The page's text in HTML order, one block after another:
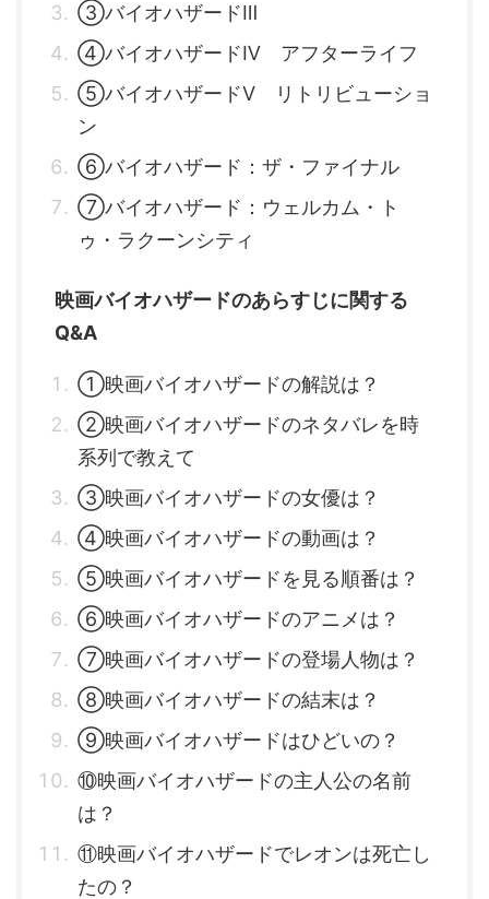
③バイオハザードⅢ
④バイオハザードⅣ アフターライフ
⑤バイオハザードⅤ リトリビューショ
ン
⑥バイオハザード：ザ・ファイナル
⑦バイオハザード：ウェルカム・ト
ゥ・ラクーンシティ
映画バイオハザードのあらすじに関する
Q&A
①映画バイオハザードの解説は？
②映画バイオハザードのネタバレを時
系列で教えて
③映画バイオハザードの女優は？
④映画バイオハザードの動画は？
⑤映画バイオハザードを見る順番は？
⑥映画バイオハザードのアニメは？
⑦映画バイオハザードの登場人物は？
⑧映画バイオハザードの結末は？
⑨映画バイオハザードはひどいの？
⑩映画バイオハザードの主人公の名前
は？
⑪映画バイオハザードでレオンは死亡し
たの？